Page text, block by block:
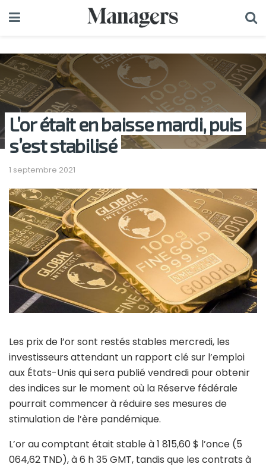
L’or était en baisse mardi, puis
s’est stabilisé
1 septembre 2021
Les prix de l’or sont restés stables mercredi, les
investisseurs attendant un rapport clé sur l’emploi
aux États-Unis qui sera publié vendredi pour obtenir
des indices sur le moment où la Réserve fédérale
pourrait commencer à réduire ses mesures de
stimulation de l’ère pandémique.
L’or au comptant était stable à 1 815,60 $ l’once (5
064,62 TND), à 6 h 35 GMT, tandis que les contrats à